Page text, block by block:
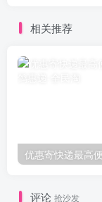
相关推荐
评论 抢沙发